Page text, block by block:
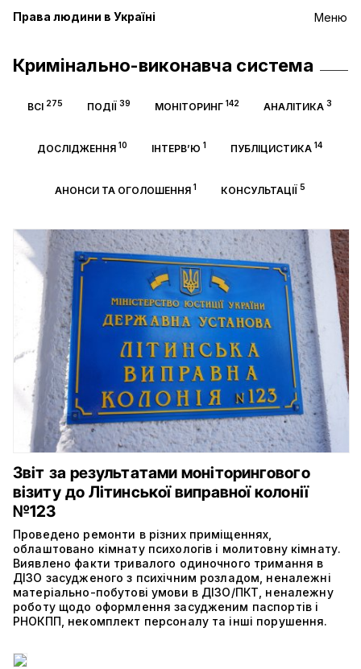
Меню
Права людини в Україні
Кримінально-виконавча система
ВСІ 275 ПОДІЇ 39 МОНІТОРИНГ 142 АНАЛІТИКА 3
ДОСЛІДЖЕННЯ 10 ІНТЕРВ’Ю 1 ПУБЛІЦИСТИКА 14
АНОНСИ ТА ОГОЛОШЕННЯ1 КОНСУЛЬТАЦІЇ5
Звіт за результатами моніторингового
візиту до Літинської виправної колонії
№123
Проведено ремонти в різних приміщеннях,
облаштовано кімнату психологів і молитовну кімнату.
Виявлено факти тривалого одиночного тримання в
ДІЗО засудженого з психічним розладом, неналежні
матеріально-побутові умови в ДІЗО/ПКТ, неналежну
роботу щодо оформлення засудженим паспортів і
РНОКПП, некомплект персоналу та інші порушення.